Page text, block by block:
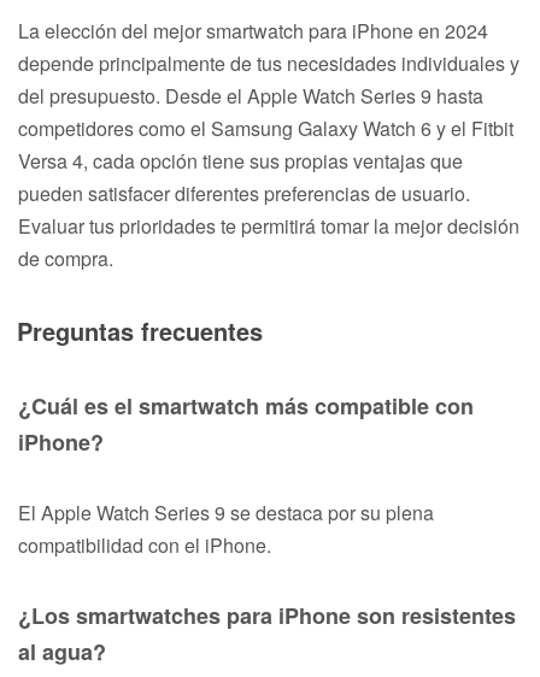
La elección del mejor smartwatch para iPhone en 2024
depende principalmente de tus necesidades individuales y
del presupuesto. Desde el Apple Watch Series 9 hasta
competidores como el Samsung Galaxy Watch 6 y el Fitbit
Versa 4, cada opción tiene sus propias ventajas que
pueden satisfacer diferentes preferencias de usuario.
Evaluar tus prioridades te permitirá tomar la mejor decisión
de compra.
Preguntas frecuentes
¿Cuál es el smartwatch más compatible con
iPhone?
El Apple Watch Series 9 se destaca por su plena
compatibilidad con el iPhone.
¿Los smartwatches para iPhone son resistentes
al agua?